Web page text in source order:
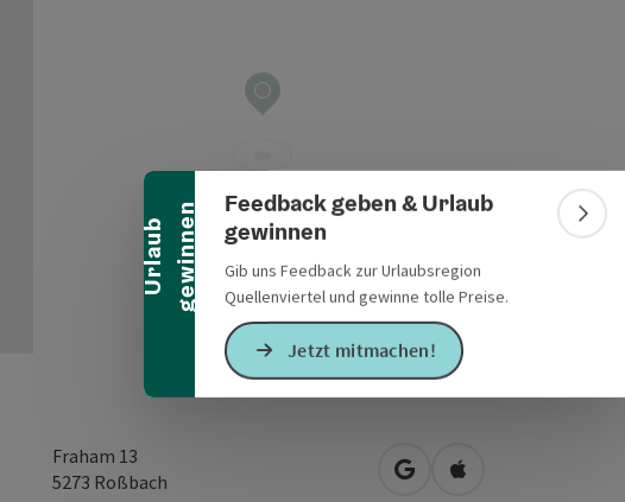
U
r
l
a
u
b
g
e
w
i
n
n
e n
Banner einklappen
Feedback geben & Urlaub
gewinnen
Gib uns Feedback zur Urlaubsregion
Quellenviertel und gewinne tolle Preise.
Jetzt mitmachen!
Fraham 13
5273 Roßbach in Google Maps öffnen
in Apple Maps